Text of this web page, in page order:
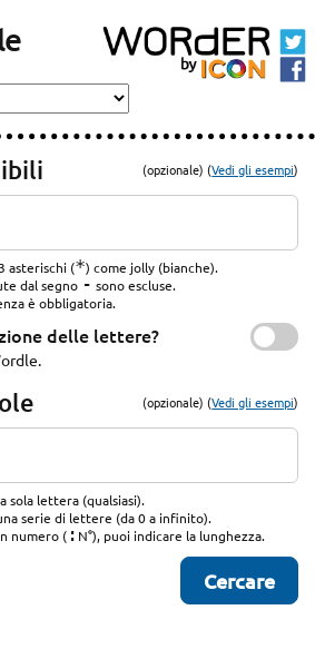
(opzionale) (Vedi gli esempi)
asterischi (*) come jolly (bianche).
dal segno - sono escluse.
è obbligatoria.
delle lettere?
(opzionale) (Vedi gli esempi)
sola lettera (qualsiasi).
serie di lettere (da 0 a infinito).
numero (: N°), puoi indicare la lunghezza.